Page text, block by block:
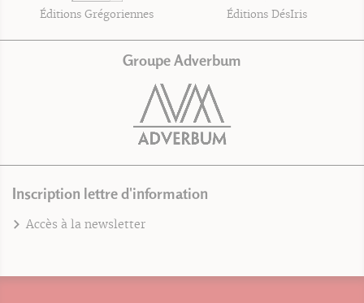
Éditions Grégoriennes Éditions DésIris
Groupe Adverbum
Inscription lettre d'information
Accès à la newsletter